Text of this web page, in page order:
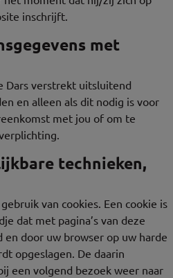
inschrijft.
met
Dars verstrekt uitsluitend
en alleen als dit nodig is voor
met jou of om te
technieken,
van cookies. Een cookie is
dat met pagina’s van deze
door uw browser op uw harde
opgeslagen. De daarin
een volgend bezoek weer naar